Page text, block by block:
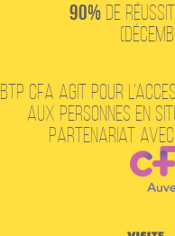
90% de
BTP CFA agit pour
aux personnes en
partenariat avec